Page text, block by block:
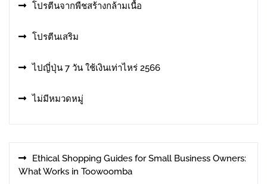
โปรตีนจากพืชสร้างกล้ามเนื้อ
โปรตีนเสริม
ไปญี่ปุ่น 7 วัน ใช้เงินเท่าไหร่ 2566
ไม่มีหมวดหมู่
Ethical Shopping Guides for Small Business Owners:
What Works in Toowoomba